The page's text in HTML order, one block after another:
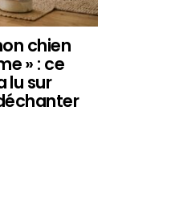
chien
» : ce
lu sur